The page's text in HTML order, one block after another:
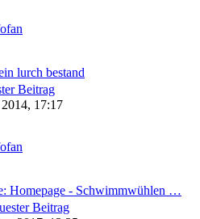
lurch bestand
Beitrag
17:17
Homepage - Schwimmwühlen …
Beitrag